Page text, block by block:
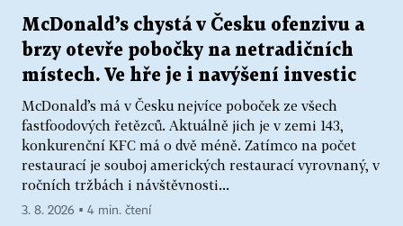
McDonald’s chystá v Česku ofenzivu a
brzy otevře pobočky na netradičních
místech. Ve hře je i navýšení investic
McDonald’s má v Česku nejvíce poboček ze všech
fastfoodových řetězců. Aktuálně jich je v zemi 143,
konkurenční KFC má o dvě méně. Zatímco na počet
restaurací je souboj amerických restaurací vyrovnaný, v
ročních tržbách i návštěvnosti...
3. 8. 2026 ▪ 4 min. čtení